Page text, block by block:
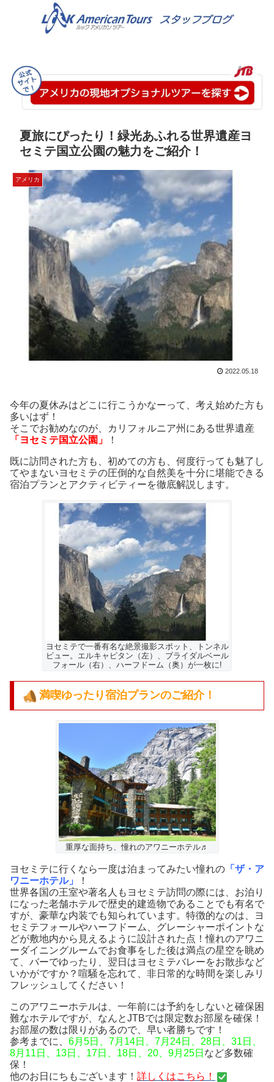
夏旅にぴったり！緑光あふれる世界遺産ヨ
セミテ国立公園の魅力をご紹介！
アメリカ
2022.05.18
今年の夏休みはどこに行こうかなーって、考え始めた方も
多いはず！
そこでお勧めなのが、カリフォルニア州にある世界遺産
「ヨセミテ国立公園」
！
既に訪問された方も、初めての方も、何度行っても魅了し
てやまないヨセミテの圧倒的な自然美を十分に堪能できる
宿泊プランとアクティビティーを徹底解説します。
ヨセミテで一番有名な絶景撮影スポット、トンネル
ビュー。エルキャピタン（左）、ブライダルベール
フォール（右）、ハーフドーム（奥）が一枚に!
満喫ゆったり宿泊プランのご紹介！
重厚な面持ち、憧れのアワニーホテル♬
ヨセミテに行くなら一度は泊まってみたい憧れの 「ザ・ア
ワニーホテル」
！
世界各国の王室や著名人もヨセミテ訪問の際には、お泊り
になった老舗ホテルで歴史的建造物であることでも有名で
すが、豪華な内装でも知られています。特徴的なのは、ヨ
セミテフォールやハーフドーム、グレーシャーポイントな
どが敷地内から見えるように設計された点！憧れのアワニ
ーダイニングルームでお食事をした後は満点の星空を眺め
て、バーでゆったり、翌日はヨセミテバレーをお散歩など
いかがですか？喧騒を忘れて、非日常的な時間を楽しみリ
フレッシュしてください！
このアワニーホテルは、一年前には予約をしないと確保困
難なホテルですが、なんとJTBでは限定数お部屋を確保！
お部屋の数は限りがあるので、早い者勝ちです！
参考までに、 6月5日、7月14日、7月24日、28日、31日、
8月11日、13日、17日、18日、20、9月25日 など多数確
保！
他のお日にちもございます！ 詳しくはこちら！